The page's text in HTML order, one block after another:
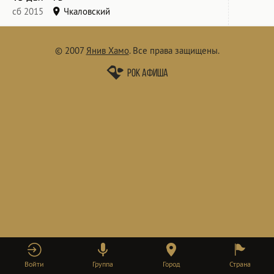
Войти Группа Город Страна
сб 2015 Чкаловский
© 2007 Янив Хамо. Все права защищены.
Рок афиша